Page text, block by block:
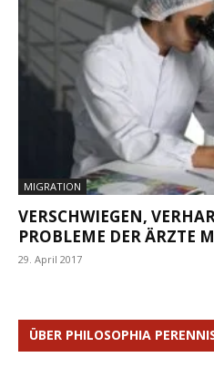
MIGRATION
VERSCHWIEGEN,
PROBLEME DER ÄRZTE
29. April 2017
ÜBER PHILOSOPHIA